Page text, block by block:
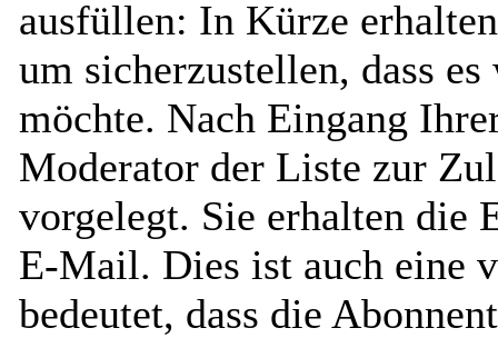
ausfüllen: In Kürze
um sicherzustellen, dass
möchte. Nach Eingang
Moderator der Liste zur
vorgelegt. Sie erhalten die
E-Mail. Dies ist auch eine
bedeutet, dass die